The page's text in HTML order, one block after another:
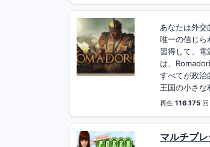
あなたは外交
唯一の信じら
習得して、電
は、
すべてが政治
王国の小さな
再生116.175 回
マルチプ